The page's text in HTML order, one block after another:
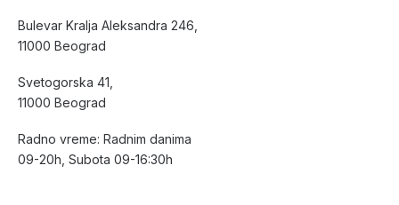
Bulevar Kralja Aleksandra 246,
11000 Beograd
Svetogorska 41,
11000 Beograd
Radno vreme: Radnim danima
09-20h, Subota 09-16:30h